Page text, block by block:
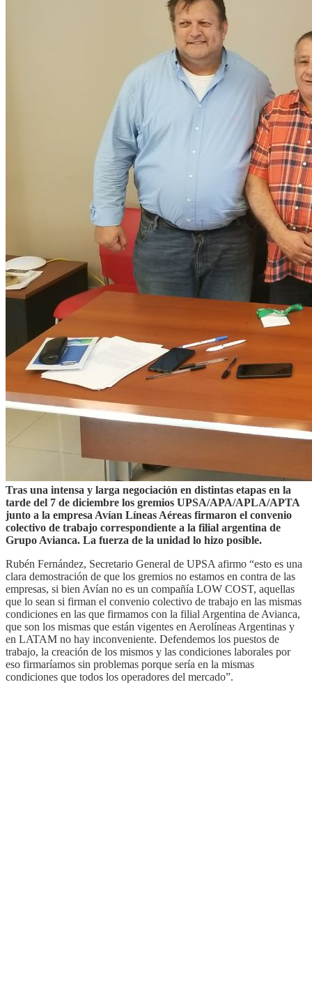
Tras una intensa y larga negociación en distintas etapas en la
tarde del 7 de diciembre los gremios UPSA/APA/APLA/APTA
junto a la empresa Avían Líneas Aéreas firmaron el convenio
colectivo de trabajo correspondiente a la filial argentina de
Grupo Avianca. La fuerza de la unidad lo hizo posible.
Rubén Fernández, Secretario General de UPSA afirmo “esto es una
clara demostración de que los gremios no estamos en contra de las
empresas, si bien Avían no es un compañía LOW COST, aquellas
que lo sean si firman el convenio colectivo de trabajo en las mismas
condiciones en las que firmamos con la filial Argentina de Avianca,
que son los mismas que están vigentes en Aerolíneas Argentinas y
en LATAM no hay inconveniente. Defendemos los puestos de
trabajo, la creación de los mismos y las condiciones laborales por
eso firmaríamos sin problemas porque sería en la mismas
condiciones que todos los operadores del mercado”.